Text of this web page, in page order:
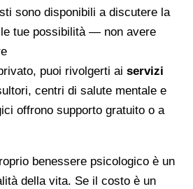
sono disponibili a discutere la
tue possibilità — non avere
puoi rivolgerti ai servizi
centri di salute mentale e
offrono supporto gratuito o a
benessere psicologico è un
della vita. Se il costo è un